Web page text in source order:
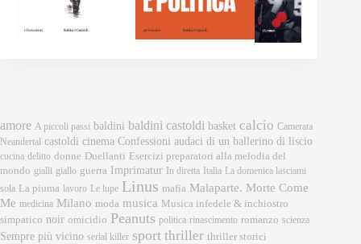
amore A piccoli passi baldini baldini castoldi basket calcio Camerata
Neandertal castoldi cinema Confessioni audaci di un ballerino di liscio
cucina delitto donne Duellanti Esercizi preparatori alla melodia del
mondo gialli giallo guerra Imprimatur In diretta Italia La domenica lasciami
sola La piuma lavoro Le lupe Linus mafia Malaparte. Morte Come
Me medicina Milano moda musica Musica infedele & inchiostro
simpatico noir omicidio Peanuts politica rinascimento romanzo scienza
Sempre più vicino serial killer sport thriller thriller storici